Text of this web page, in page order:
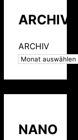
ARCHIV
ARCHIV
NANO